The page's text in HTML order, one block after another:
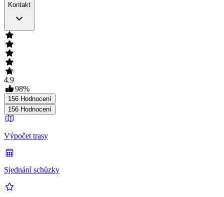
Kontakt
4.9
98%
156 Hodnocení
156 Hodnocení
Výpočet trasy
Sjednání schůzky